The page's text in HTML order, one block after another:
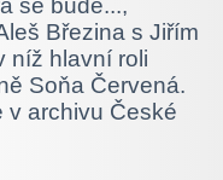
se bude...,
Březina s Jiřím
níž hlavní roli
Soňa Červená.
v archivu České